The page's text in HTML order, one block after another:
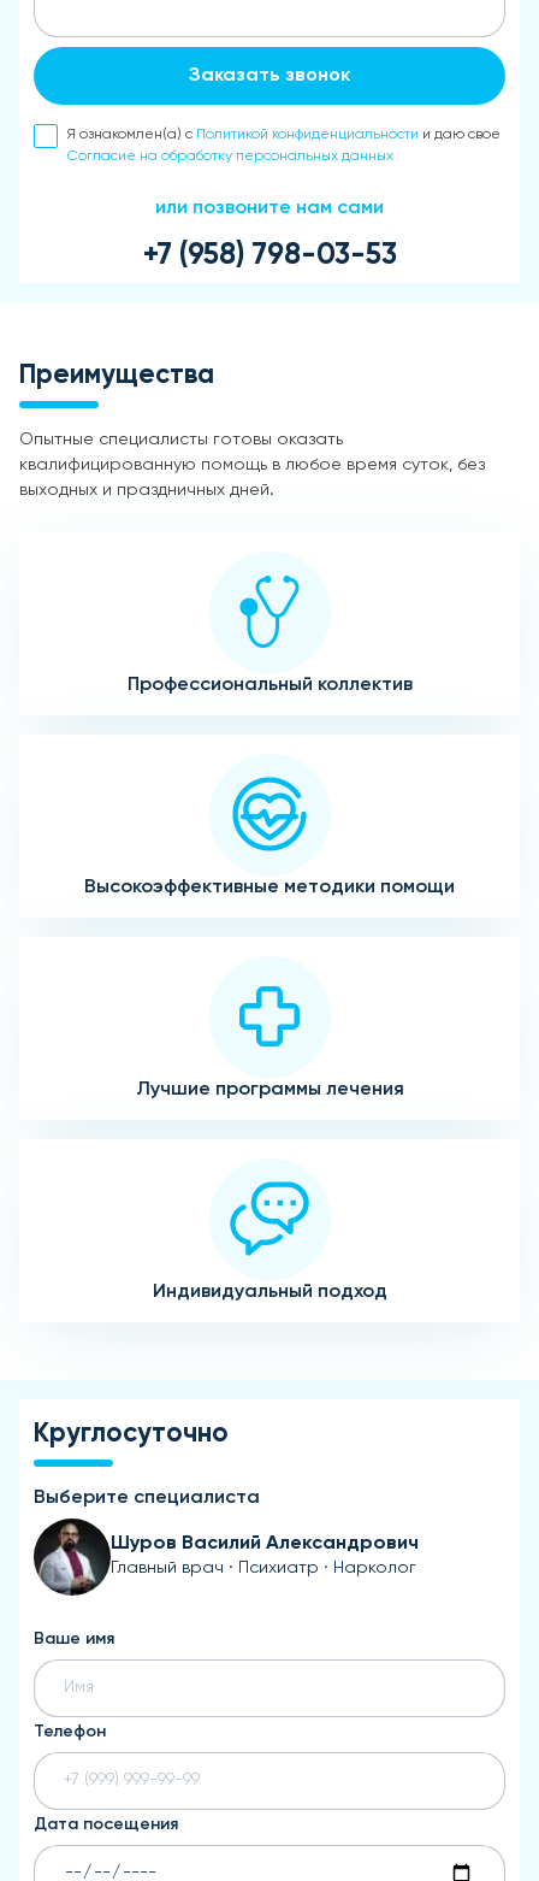
Заказать звонок
Я ознакомлен(а) с Политикой конфиденциальности и даю свое
Согласие на обработку персональных данных
или позвоните нам сами
+7 (958) 798-03-53
Преимущества
Опытные специалисты готовы оказать
квалифицированную помощь в любое время суток, без
выходных и праздничных дней.
Профессиональный коллектив
Высокоэффективные методики помощи
Лучшие программы лечения
Индивидуальный подход
Круглосуточно
Выберите специалиста
Шуров Василий Александрович
Главный врач · Психиатр · Нарколог
Ваше имя
Телефон
Дата посещения